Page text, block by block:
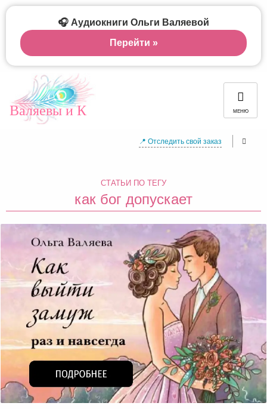
Валяевы и К МЕНЮ
📍 Отследить свой заказ
СТАТЬИ ПО ТЕГУ
как бог допускает
🎧 Аудиокниги Ольги Валяевой
Перейти »